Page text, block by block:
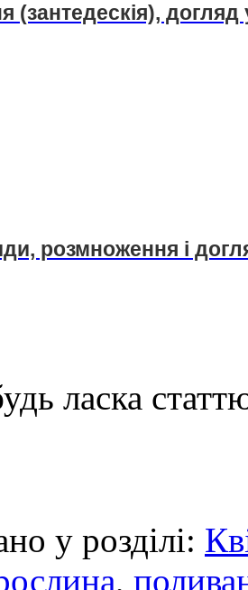
догляд
розмноження і
ласка
у розділі:
,